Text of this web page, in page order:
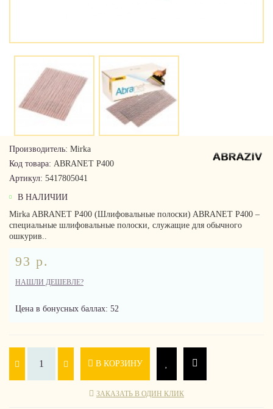
Производитель: Mirka
Код товара: ABRANET P400
Артикул: 5417805041
В НАЛИЧИИ
Mirka ABRANET P400 (Шлифовальные полоски) ABRANET P400 –
специальные шлифовальные полоски, служащие для обычного
ошкурив..
93 р.
НАШЛИ ДЕШЕВЛЕ?
Цена в бонусных баллах: 52
В КОРЗИНУ
ЗАКАЗАТЬ В ОДИН КЛИК